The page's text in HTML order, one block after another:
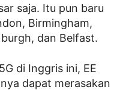
saja. Itu pun baru
Birmingham,
dan Belfast.
di Inggris ini, EE
dapat merasakan